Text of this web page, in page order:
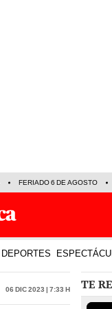
FERIADO 6 DE AGOSTO
DEPORTES
06 Dic 2023 | 7:33 h TE